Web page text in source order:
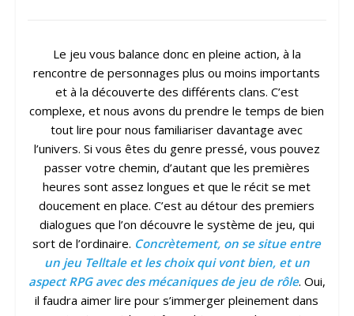
Le jeu vous balance donc en pleine action, à la
rencontre de personnages plus ou moins importants
et à la découverte des différents clans. C’est
complexe, et nous avons du prendre le temps de bien
tout lire pour nous familiariser davantage avec
l’univers. Si vous êtes du genre pressé, vous pouvez
passer votre chemin, d’autant que les premières
heures sont assez longues et que le récit se met
doucement en place. C’est au détour des premiers
dialogues que l’on découvre le système de jeu, qui
sort de l’ordinaire. Concrètement, on se situe entre
un jeu Telltale et les choix qui vont bien, et un
aspect RPG avec des mécaniques de jeu de rôle. Oui,
il faudra aimer lire pour s’immerger pleinement dans